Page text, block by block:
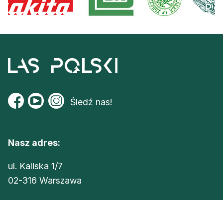
Śledź nas!
Nasz adres:
ul. Kaliska 1/7
02-316 Warszawa